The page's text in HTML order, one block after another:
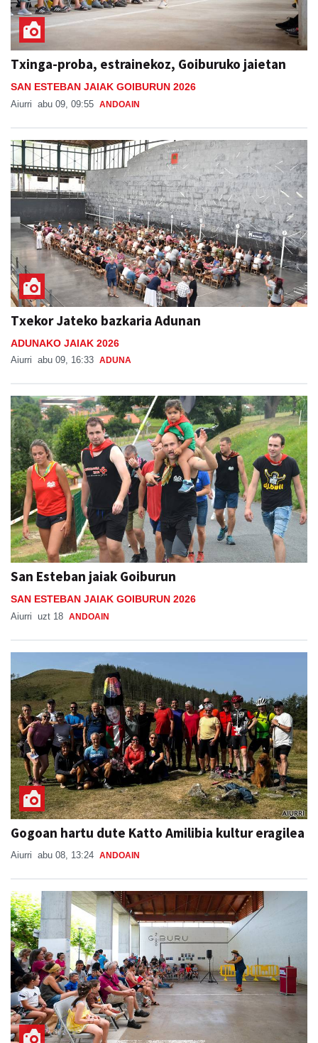
Txinga-proba, estrainekoz, Goiburuko jaietan
SAN ESTEBAN JAIAK GOIBURUN 2026
Aiurri abu 09, 09:55 ANDOAIN
Txekor Jateko bazkaria Adunan
ADUNAKO JAIAK 2026
Aiurri abu 09, 16:33 ADUNA
San Esteban jaiak Goiburun
SAN ESTEBAN JAIAK GOIBURUN 2026
Aiurri uzt 18 ANDOAIN
Gogoan hartu dute Katto Amilibia kultur eragilea
Aiurri abu 08, 13:24 ANDOAIN